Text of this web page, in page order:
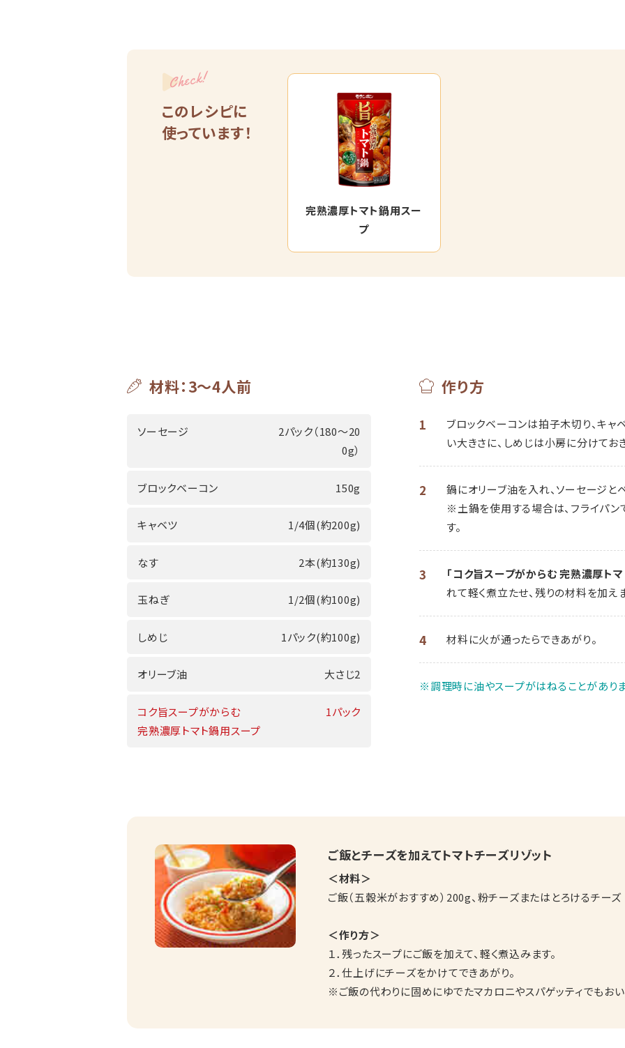
Check!
このレシピに
使っています！
完熟濃厚トマト鍋用スー
プ
材料：3～4人前
ソーセージ
2パック（180～20
0g）
ブロックベーコン 150g
キャベツ 1/4個(約200g)
なす 2本(約130g)
玉ねぎ 1/2個(約100g)
しめじ 1パック(約100g)
オリーブ油 大さじ2
コク旨スープがからむ
完熟濃厚トマト鍋用スープ
1パック
作り方
1
ブロックベーコンは拍子木切り、キャ
い大きさに、しめじは小房に分けてお
2
鍋にオリーブ油を入れ、ソーセージと
※土鍋を使用する場合は、フライパン
す。
3 「コク旨スープがからむ 完熟濃厚トマ
れて軽く煮立たせ、残りの材料を加えま
4 材料に火が通ったらできあがり。
※調理時に油やスープがはねることがありま
ご飯とチーズを加えてトマトチーズリゾット
＜材料＞
ご飯（五穀米がおすすめ）200g、粉チーズまたはとろけるチーズ
＜作り方＞
１．残ったスープにご飯を加えて、軽く煮込みます。
２．仕上げにチーズをかけてできあがり。
※ご飯の代わりに固めにゆでたマカロニやスパゲッティでもおい